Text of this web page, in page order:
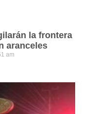
la frontera
aranceles
am